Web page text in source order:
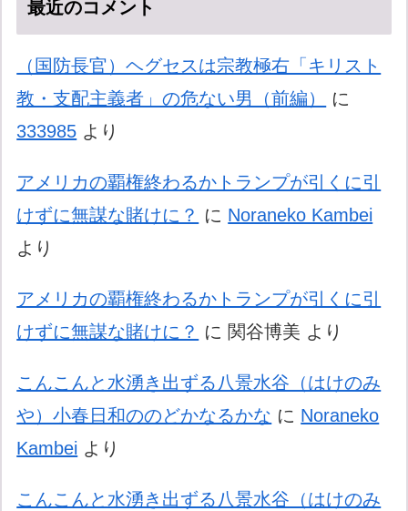
最近のコメント
（国防長官）ヘグセスは宗教極右「キリスト
教・支配主義者」の危ない男（前編）
に
333985 より
アメリカの覇権終わるかトランプが引くに引
けずに無謀な賭けに？ に Noraneko Kambei
より
アメリカの覇権終わるかトランプが引くに引
けずに無謀な賭けに？ に 関谷博美 より
こんこんと水湧き出ずる八景水谷（はけのみ
や）小春日和ののどかなるかな に Noraneko
Kambei より
こんこんと水湧き出ずる八景水谷（はけのみ